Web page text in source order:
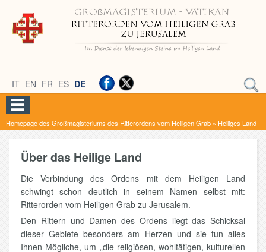
IT EN FR ES DE
Homepage des Großmagisteriums des Ritterordens vom Heiligen Grab » Heiliges Land
Über das Heilige Land
Die Verbindung des Ordens mit dem Heiligen Land
schwingt schon deutlich in seinem Namen selbst mit:
Ritterorden vom Heiligen Grab zu Jerusalem.
Den Rittern und Damen des Ordens liegt das Schicksal
dieser Gebiete besonders am Herzen und sie tun alles
Ihnen Mögliche, um „die religiösen, wohltätigen, kulturellen